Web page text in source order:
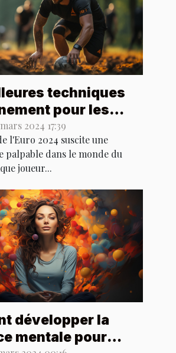
techniques
pour les
en préparation
2024
2024 17:39
l'Euro 2024 suscite une
palpable dans le monde du
joueur...
développer la
mentale pour